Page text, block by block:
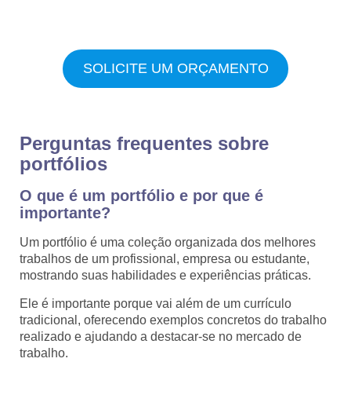
SOLICITE UM ORÇAMENTO
Perguntas frequentes sobre
portfólios
O que é um portfólio e por que é
importante?
Um portfólio é uma coleção organizada dos melhores
trabalhos de um profissional, empresa ou estudante,
mostrando suas habilidades e experiências práticas.
Ele é importante porque vai além de um currículo
tradicional, oferecendo exemplos concretos do trabalho
realizado e ajudando a destacar-se no mercado de
trabalho.